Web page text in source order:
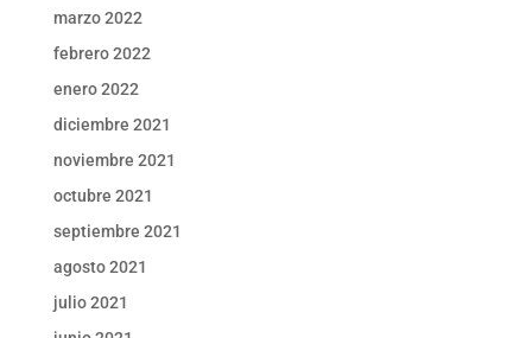
marzo 2022
febrero 2022
enero 2022
diciembre 2021
noviembre 2021
octubre 2021
septiembre 2021
agosto 2021
julio 2021